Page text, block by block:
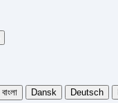
বাংলা Dansk Deutsch